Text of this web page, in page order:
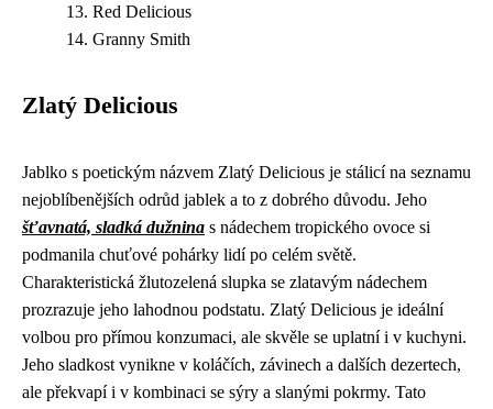
Red Delicious
Granny Smith
Zlatý Delicious
Jablko s poetickým názvem Zlatý Delicious je stálicí na seznamu
nejoblíbenějších odrůd jablek a to z dobrého důvodu. Jeho
šťavnatá, sladká dužnina s nádechem tropického ovoce si
podmanila chuťové pohárky lidí po celém světě.
Charakteristická žlutozelená slupka se zlatavým nádechem
prozrazuje jeho lahodnou podstatu. Zlatý Delicious je ideální
volbou pro přímou konzumaci, ale skvěle se uplatní i v kuchyni.
Jeho sladkost vynikne v koláčích, závinech a dalších dezertech,
ale překvapí i v kombinaci se sýry a slanými pokrmy. Tato